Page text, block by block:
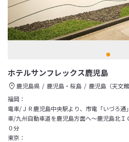
ホテルサンフレックス鹿児島
鹿児島県 鹿児島・桜島
鹿児島（天文館
福岡：
電車/ＪＲ鹿児島中央駅より、市電「いづろ通
車/九州自動車道を鹿児島方面へ～鹿児島北Ｉ
０分
東京：